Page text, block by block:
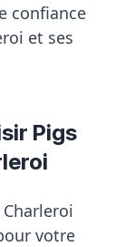
confiance
et ses
Pigs
votre